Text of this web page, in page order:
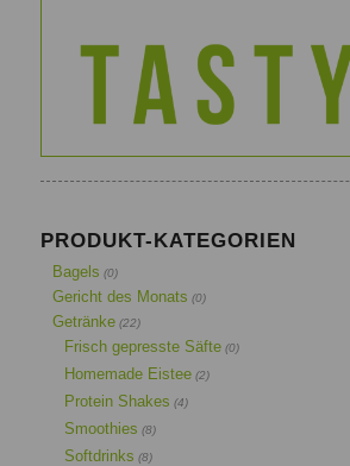
PRODUKT-KATEGORIEN
Bagels (0)
Gericht des Monats (0)
Getränke (22)
Frisch gepresste Säfte (0)
Homemade Eistee (2)
Protein Shakes (4)
Smoothies (8)
Softdrinks (8)